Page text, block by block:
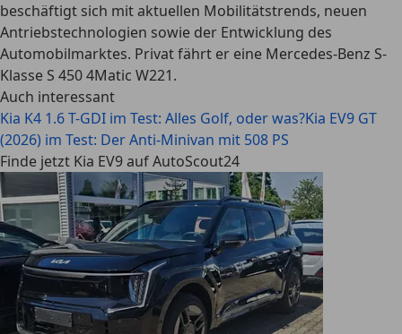
beschäftigt sich mit aktuellen Mobilitätstrends, neuen
Antriebstechnologien sowie der Entwicklung des
Automobilmarktes. Privat fährt er eine Mercedes-Benz S-
Klasse S 450 4Matic W221.
Auch interessant
Kia K4 1.6 T-GDI im Test: Alles Golf, oder was?Kia EV9 GT
(2026) im Test: Der Anti-Minivan mit 508 PS
Finde jetzt Kia EV9 auf AutoScout24